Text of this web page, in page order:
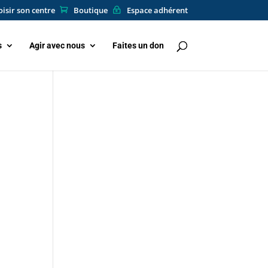
son centre Boutique Espace adhérent
Agir avec nous Faites un don